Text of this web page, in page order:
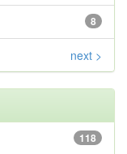
8
next >
118